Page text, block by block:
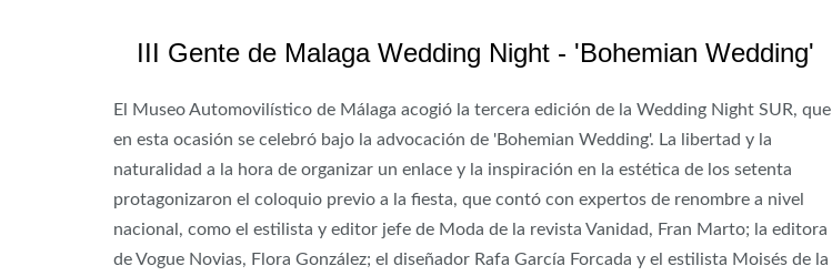
III Gente de Malaga Wedding Night - 'Bohemian Wedding'
El Museo Automovilístico de Málaga acogió la tercera edición de la Wedding Night SUR, que
en esta ocasión se celebró bajo la advocación de 'Bohemian Wedding'. La libertad y la
naturalidad a la hora de organizar un enlace y la inspiración en la estética de los setenta
protagonizaron el coloquio previo a la fiesta, que contó con expertos de renombre a nivel
nacional, como el estilista y editor jefe de Moda de la revista Vanidad, Fran Marto; la editora
de Vogue Novias, Flora González; el diseñador Rafa García Forcada y el estilista Moisés de la